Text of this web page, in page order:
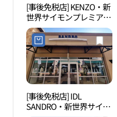
[事後免税店] KENZO・新
世界サイモンプレミアム
アウトレットヨジュ（驪
州）店(겐조 신세계사이
먼프리미엄아울렛 여주
점)
[事後免税店] IDL
SANDRO・新世界サイモ